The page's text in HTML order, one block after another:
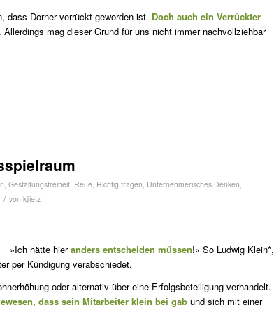
dass Dorner verrückt geworden ist. Doch auch ein Verrückter
. Allerdings mag dieser Grund für uns nicht immer nachvollziehbar
Gestaltungsfreiheit Reue Richtig fragen Unternehmerisches Denken
/ von kjlietz
»Ich hätte hieranders ent­scheiden müssen!« So Ludwig Klein*,
per Kündi­gung verabschiedet.
oder alternativ über eine Erfolgsbeteiligung verhandelt.
dass sein Mitarbeiter klein bei gab und sich mit einer